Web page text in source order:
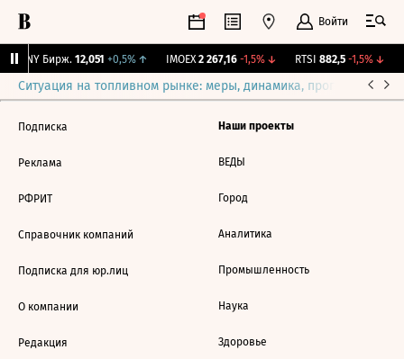
Войти
CNY Бирж. 12,051 +0,5%↑ IMOEX 2 267,16 -1,5%↓ RTSI 882,5 -1,5%↓
Ситуация на топливном рынке: меры, динамика, прогнозы
Подписка
Реклама
РФРИТ
Справочник компаний
Подписка для юр.лиц
О компании
Редакция
Наши проекты
ВЕДЫ
Город
Аналитика
Промышленность
Наука
Здоровье